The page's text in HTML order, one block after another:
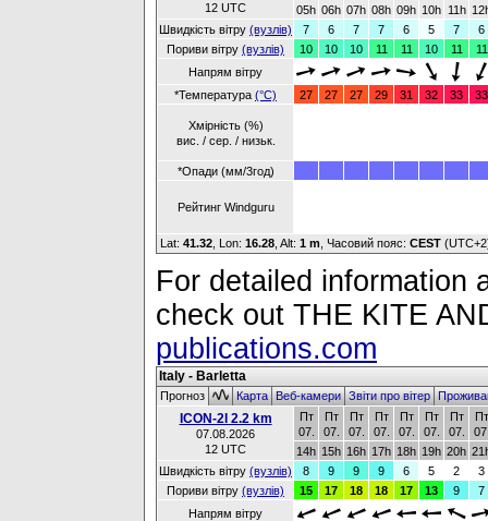
12 UTC
05h 06h 07h 08h 09h 10h 11h
Швидкість вітру (вузлів) 7 6 7 7 6 5 7
6
Пориви вітру (вузлів) 10 10 10 11 11 10 11
11
Напрям вітру
*Температура (°C) 27 27 27 29 31 32 33 33
Хмірність (%)
вис. / сер. / низьк.
*Опади (мм/3год)
Рейтинг Windguru
Lat: 41.32 , Lon: 16.28 Alt: 1 m , Часовий пояс: CEST
For detailed information
check out THE KITE
publications.com
Italy - Barletta
Прогноз КартаВеб-камериЗвіти про вітер
ICON-2I 2.2 km
07.08.2026
12 UTC
Пт
07.
Пт
07.
Пт
07.
Пт
07.
Пт
07.
Пт
07.
Пт
07.
Пт
14h 15h 16h 17h 18h 19h 20h
Швидкість вітру (вузлів) 8 9 9 9 6 5 2
3
Пориви вітру (вузлів) 15 17 18 18 17 13 9
7
Напрям вітру